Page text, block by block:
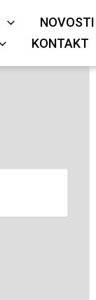
NOVOSTI
KONTAKT